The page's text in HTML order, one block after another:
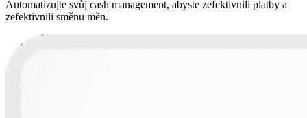
Automatizujte svůj cash management, abyste zefektivnili platby a
zefektivnili směnu měn.